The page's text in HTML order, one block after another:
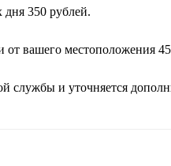
350 рублей.
от вашего местоположения
службы и уточняется